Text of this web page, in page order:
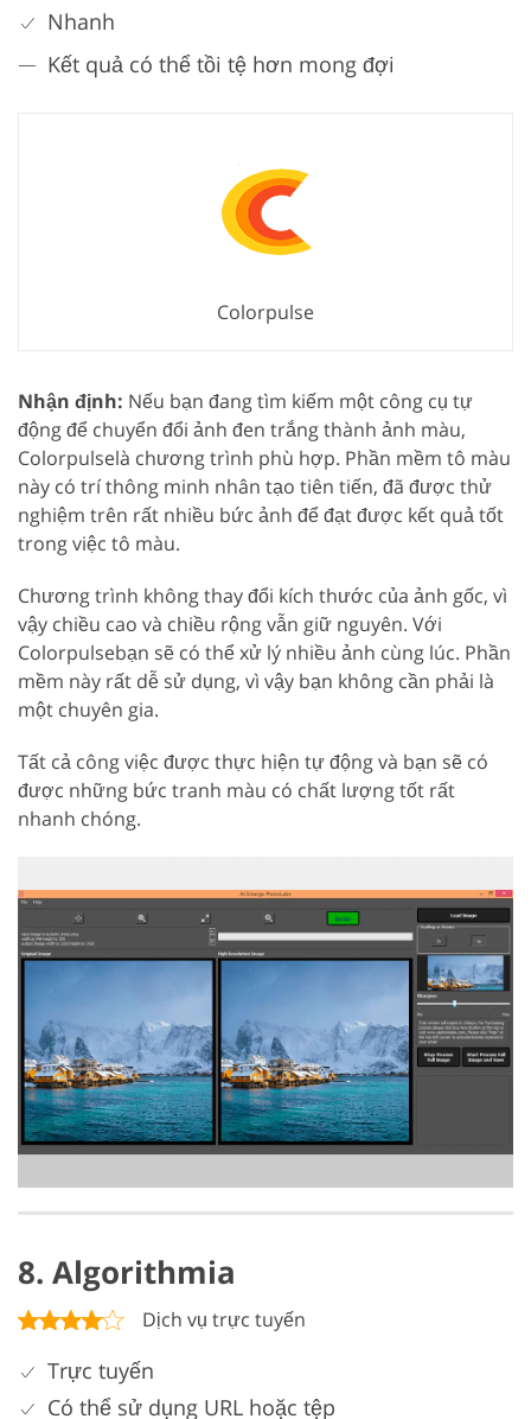
Nhanh
Kết quả có thể tồi tệ hơn mong đợi
Colorpulse
Nhận định: Nếu bạn đang tìm kiếm một công cụ tự
động để chuyển đổi ảnh đen trắng thành ảnh màu,
Colorpulselà chương trình phù hợp. Phần mềm tô màu
này có trí thông minh nhân tạo tiên tiến, đã được thử
nghiệm trên rất nhiều bức ảnh để đạt được kết quả tốt
trong việc tô màu.
Chương trình không thay đổi kích thước của ảnh gốc, vì
vậy chiều cao và chiều rộng vẫn giữ nguyên. Với
Colorpulsebạn sẽ có thể xử lý nhiều ảnh cùng lúc. Phần
mềm này rất dễ sử dụng, vì vậy bạn không cần phải là
một chuyên gia.
Tất cả công việc được thực hiện tự động và bạn sẽ có
được những bức tranh màu có chất lượng tốt rất
nhanh chóng.
8. Algorithmia
Dịch vụ trực tuyến
Trực tuyến
Có thể sử dụng URL hoặc tệp